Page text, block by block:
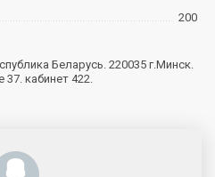
200
Беларусь. 220035 г.Минск.
кабинет 422.